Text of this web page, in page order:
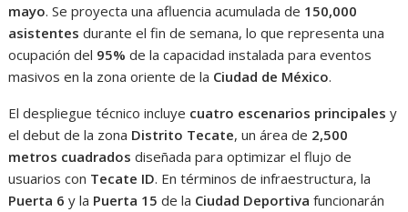
mayo. Se proyecta una afluencia acumulada de 150,000
asistentes durante el fin de semana, lo que representa una
ocupación del 95% de la capacidad instalada para eventos
masivos en la zona oriente de la Ciudad de México.
El despliegue técnico incluye cuatro escenarios principales y
el debut de la zona Distrito Tecate, un área de 2,500
metros cuadrados diseñada para optimizar el flujo de
usuarios con Tecate ID. En términos de infraestructura, la
Puerta 6 y la Puerta 15 de la Ciudad Deportiva funcionarán